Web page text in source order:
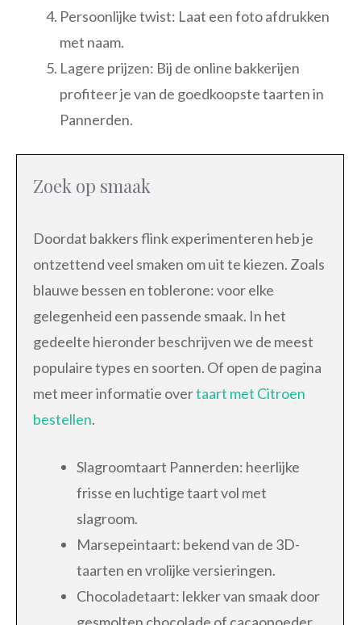
Persoonlijke twist: Laat een foto afdrukken
met naam.
Lagere prijzen: Bij de online bakkerijen
profiteer je van de goedkoopste taarten in
Pannerden.
Zoek op smaak
Doordat bakkers flink experimenteren heb je
ontzettend veel smaken om uit te kiezen. Zoals
blauwe bessen en toblerone: voor elke
gelegenheid een passende smaak. In het
gedeelte hieronder beschrijven we de meest
populaire types en soorten. Of open de pagina
met meer informatie overtaart met Citroen
bestellen.
Slagroomtaart Pannerden: heerlijke
frisse en luchtige taart vol met
slagroom.
Marsepeintaart: bekend van de 3D-
taarten en vrolijke versieringen.
Chocoladetaart: lekker van smaak door